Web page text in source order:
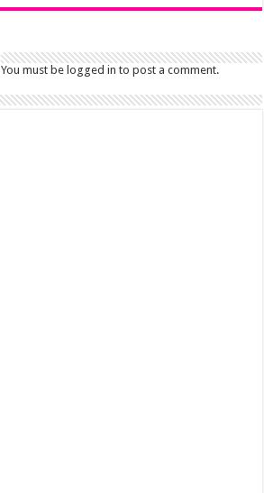
You must be logged in to post a comment.